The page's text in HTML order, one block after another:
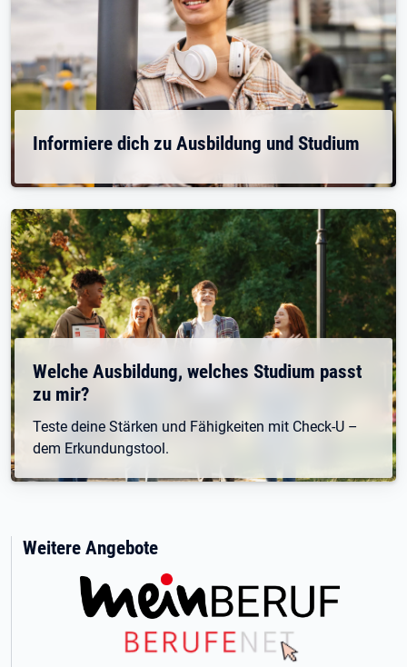
Informiere dich zu Ausbildung und Studium
Welche Ausbildung, welches Studium passt
zu mir?
Teste deine Stärken und Fähigkeiten mit Check-U –
dem Erkundungstool.
Weitere Angebote